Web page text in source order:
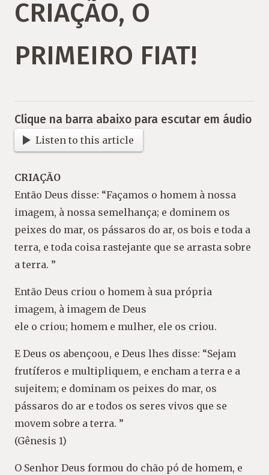
CRIAÇÃO, O
PRIMEIRO FIAT!
Clique na barra abaixo para escutar em áudio
Listen to this article
CRIAÇÃO
Então Deus disse: “Façamos o homem à nossa
imagem, à nossa semelhança; e dominem os
peixes do mar, os pássaros do ar, os bois e toda a
terra, e toda coisa rastejante que se arrasta sobre
a terra. ”
Então Deus criou o homem à sua própria
imagem, à imagem de Deus
ele o criou; homem e mulher, ele os criou.
E Deus os abençoou, e Deus lhes disse: “Sejam
frutíferos e multipliquem, e encham a terra e a
sujeitem; e dominam os peixes do mar, os
pássaros do ar e todos os seres vivos que se
movem sobre a terra. ”
(Gênesis 1)
O Senhor Deus formou do chão pó de homem, e